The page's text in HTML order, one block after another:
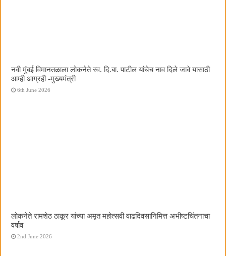
नवी मुंबई विमानतळाला लोकनेते स्व. दि.बा. पाटील यांचेच नाव दिले जावे यासाठी
आम्ही आग्रही -मुख्यमंत्री
6th June 2026
लोकनेते रामशेठ ठाकूर यांच्या अमृत महोत्सवी वाढदिवसानिमित्त अभीष्टचिंतनाचा
वर्षाव
2nd June 2026